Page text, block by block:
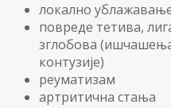
локално
повреде тетива,
зглобова
контузије)
реуматизам
артритична стања